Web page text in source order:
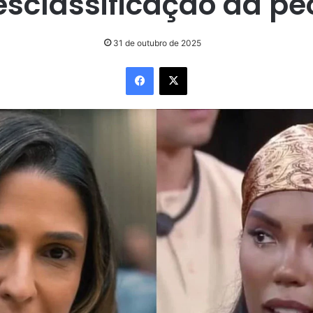
31 de outubro de 2025
Facebook
X